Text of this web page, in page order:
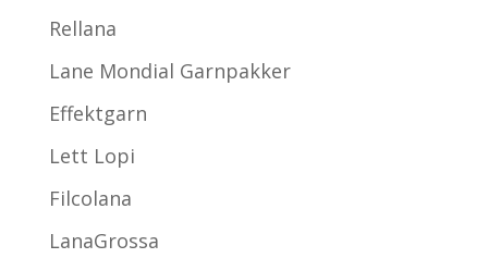
Rellana
Lane Mondial Garnpakker
Effektgarn
Lett Lopi
Filcolana
LanaGrossa